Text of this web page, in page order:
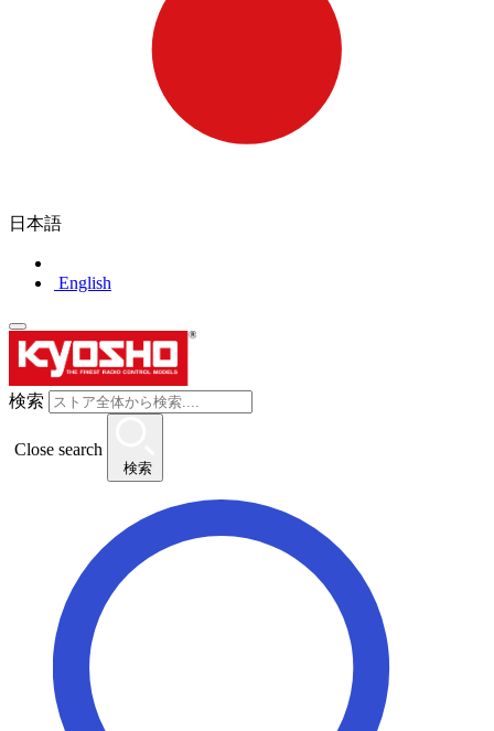
日本語
English
検索
Close search
検索